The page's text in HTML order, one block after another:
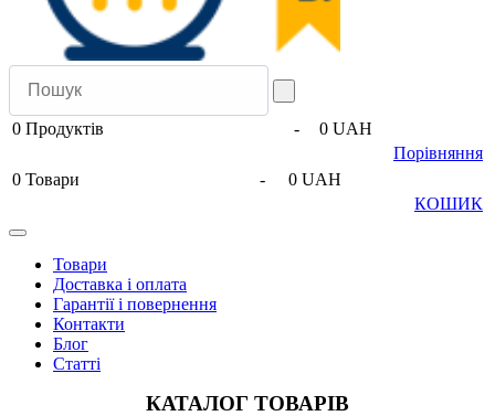
0 Продуктів -
0 UAH
Порівняння
0 Товари -
0 UAH
КОШИК
Товари
Доставка і оплата
Гарантії і повернення
Контакти
Блог
Статті
КАТАЛОГ ТОВАРІВ